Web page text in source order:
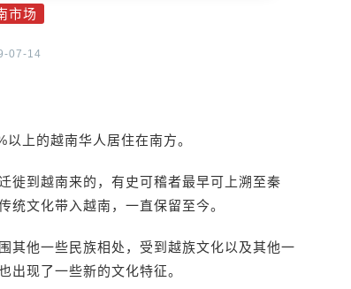
市场
07-14
上的越南华人居住在南方。
徙到越南来的，有史可稽者最早可上溯至秦
统文化带入越南，一直保留至今。
其他一些民族相处，受到越族文化以及其他一
出现了一些新的文化特征。